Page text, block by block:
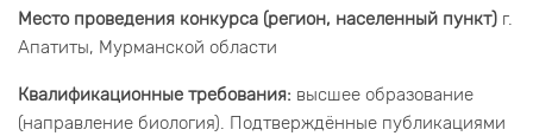
Место проведения конкурса (регион, населенный пункт) г.
Апатиты, Мурманской области
Квалификационные требования: высшее образование
(направление биология). Подтверждённые публикациями